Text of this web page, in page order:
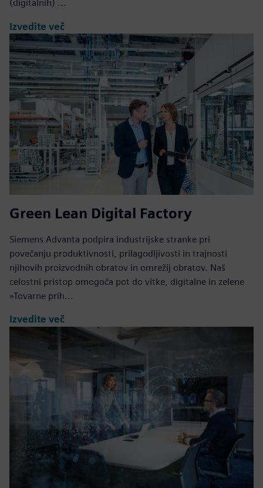
(digitalnih) ...
Izvedite več
Green Lean Digital Factory
Siemens Advanta podpira industrijske stranke pri
povečanju produktivnosti, prilagodljivosti in trajnosti
njihovih proizvodnih obratov in omrežij obratov. Naš
celostni pristop omogoča pot do vitke, digitalne in zelene
»Tovarne prih...
Izvedite več